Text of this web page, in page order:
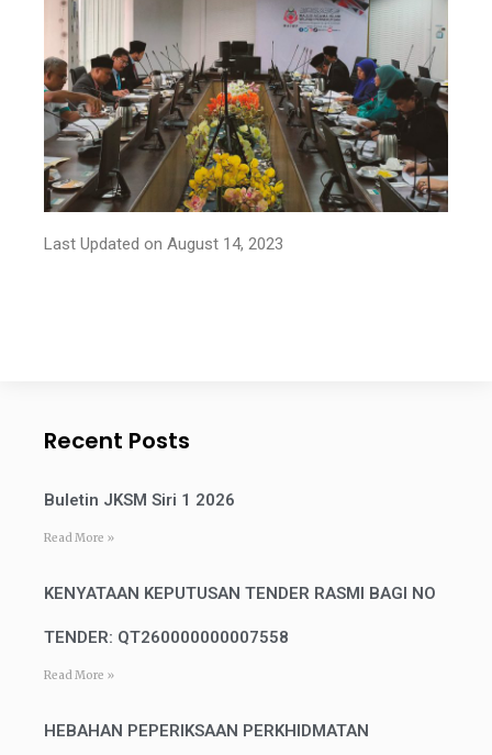
Last Updated on August 14, 2023
Recent Posts
Buletin JKSM Siri 1 2026
Read More »
KENYATAAN KEPUTUSAN TENDER RASMI BAGI NO
TENDER: QT260000000007558
Read More »
HEBAHAN PEPERIKSAAN PERKHIDMATAN